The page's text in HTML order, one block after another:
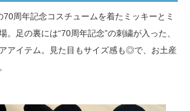
70周年記念コスチュームを着たミッキーとミ
。足の裏には“70周年記念”の刺繍が入った、
アイテム。見た目もサイズ感も◎で、お土産